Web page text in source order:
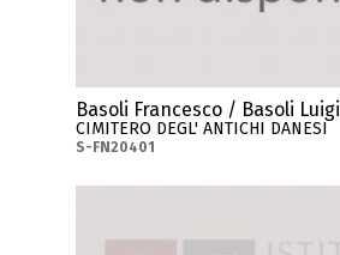
Basoli Francesco / Basoli Luigi
CIMITERO DEGL' ANTICHI DANESI
S-FN20401